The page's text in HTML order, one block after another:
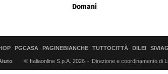
Domani
PGCASA PAGINEBIANCHE TUTTOCITTÀ DILEI
© Italiaonline S.p.A. 2026 Direzione e coordinamento di